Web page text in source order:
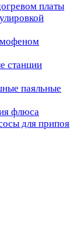
платы
станции
паяльные
флюса
для припоя